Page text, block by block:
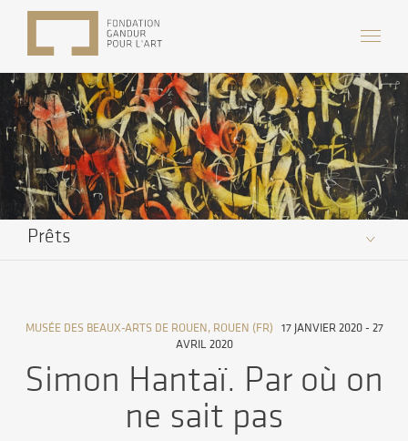
Prêts
MUSÉE DES BEAUX-ARTS DE ROUEN, ROUEN (FR) 17 JANVIER 2020 - 27
AVRIL 2020
Simon Hantaï. Par où on
ne sait pas